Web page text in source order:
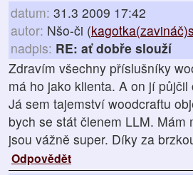
datum: 31.3 2009 17:42
autor: Nšo-či (
nadpis: RE: ať dobře slouží
Zdravím všechny příslušníky
má ho jako klienta. A on jí
Já sem tajemství woodcraftu
bych se stát členem LLM.
jsou vážně super. Díky za
Odpovědět